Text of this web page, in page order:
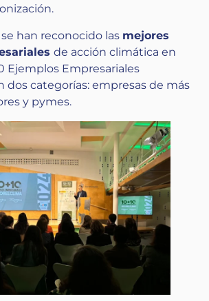
han reconocido las mejores
de acción climática en
Ejemplos Empresariales
dos categorías: empresas de más
y pymes.